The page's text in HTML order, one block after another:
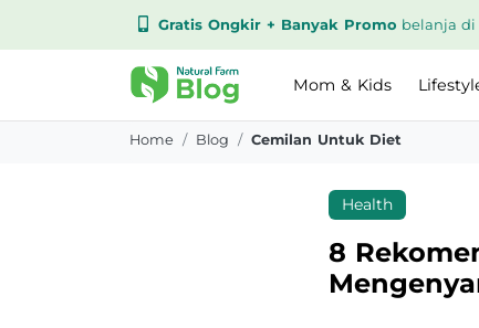
Gratis Ongkir + Banyak Promo belanja di
Mom & Kids
Home Blog Cemilan Untuk Diet
Health
8